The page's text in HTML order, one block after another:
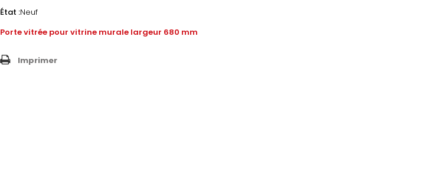
État :Neuf
Porte vitrée pour vitrine murale largeur 680 mm
Imprimer